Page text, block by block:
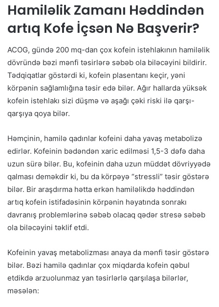
Hamiləlik Zamanı Həddindən
artıq Kofe İçsən Nə Başverir?
ACOG, gündə 200 mq-dan çox kofein istehlakının hamiləlik
dövründə bəzi mənfi təsirlərə səbəb ola biləcəyini bildirir.
Tədqiqatlar göstərdi ki, kofein plasentanı keçir, yəni
körpənin sağlamlığına təsir edə bilər. Ağır hallarda yüksək
kofein istehlakı sizi düşmə və aşağı çəki riski ilə qarşı-
qarşıya qoya bilər.
Həmçinin, hamilə qadınlar kofeini daha yavaş metabolizə
edirlər. Kofeinin bədəndən xaric edilməsi 1,5-3 dəfə daha
uzun sürə bilər. Bu, kofeinin daha uzun müddət dövriyyədə
qalması deməkdir ki, bu da körpəyə “stressli” təsir göstərə
bilər. Bir araşdırma hətta erkən hamiləlikdə həddindən
artıq kofein istifadəsinin körpənin həyatında sonrakı
davranış problemlərinə səbəb olacaq qədər stresə səbəb
ola biləcəyini təklif etdi.
Kofeinin yavaş metabolizması anaya da mənfi təsir göstərə
bilər. Bəzi hamilə qadınlar çox miqdarda kofein qəbul
etdikdə arzuolunmaz yan təsirlərlə qarşılaşa bilərlər,
məsələn: